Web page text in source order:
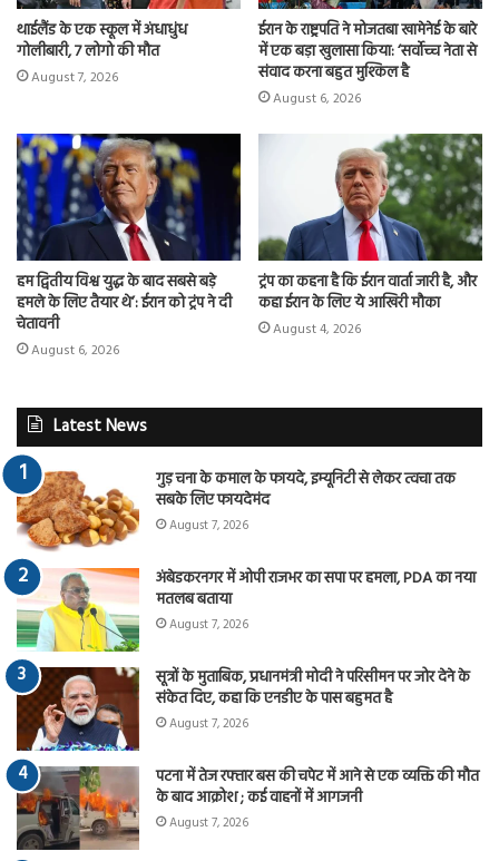
थाईलैंड के एक स्कूल में अंधाधुंध
गोलीबारी, 7 लोगो की मौत
August 7, 2026
ईरान के राष्ट्रपति ने मोजतबा खामेनेई के बारे
में एक बड़ा खुलासा किया: ‘सर्वोच्च नेता से
संवाद करना बहुत मुश्किल है
August 6, 2026
हम द्वितीय विश्व युद्ध के बाद सबसे बड़े
हमले के लिए तैयार थे’: ईरान को ट्रंप ने दी
चेतावनी
August 6, 2026
ट्रंप का कहना है कि ईरान वार्ता जारी है, और
कहा ईरान के लिए ये आखिरी मौका
August 4, 2026
Latest News
गुड़ चना के कमाल के फायदे, इम्यूनिटी से लेकर त्वचा तक
सबके लिए फायदेमंद
August 7, 2026
अंबेडकरनगर में ओपी राजभर का सपा पर हमला, PDA का नया
मतलब बताया
August 7, 2026
सूत्रों के मुताबिक, प्रधानमंत्री मोदी ने परिसीमन पर जोर देने के
संकेत दिए, कहा कि एनडीए के पास बहुमत है
August 7, 2026
पटना में तेज रफ्तार बस की चपेट में आने से एक व्यक्ति की मौत
के बाद आक्रोश ; कई वाहनों में आगजनी
August 7, 2026